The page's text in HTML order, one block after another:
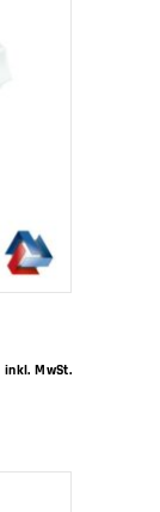
inkl. MwSt.